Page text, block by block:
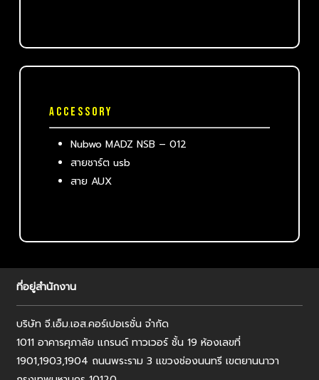
ACCESSORY
Nubwo MADZ NSB – 012
สายชาร์ต usb
สาย AUX
ที่อยู่สำนักงาน
บริษัท จี.เอ็ม.เอส.คอร์เปอเรชั่น จำกัด
1011 อาคารศุภาลัย แกรนด์ ทาวเวอร์ ชั้น 19 ห้องเลขที่
1901,1903,1904 ถนนพระราม 3 แขวงช่องนนทรี เขตยานนาวา